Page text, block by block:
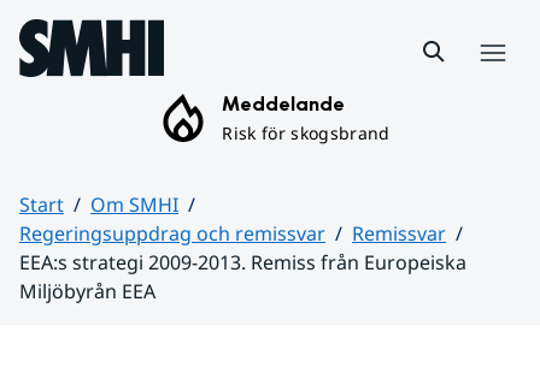
Hoppa till sidans innehåll
Meddelande
Risk för skogsbrand
Start
Om SMHI
Regeringsuppdrag och remissvar
Remissvar
EEA:s strategi 2009-2013. Remiss från Europeiska
Miljöbyrån EEA